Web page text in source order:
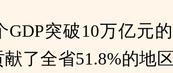
突破10万亿元的
了全省51.8%的地